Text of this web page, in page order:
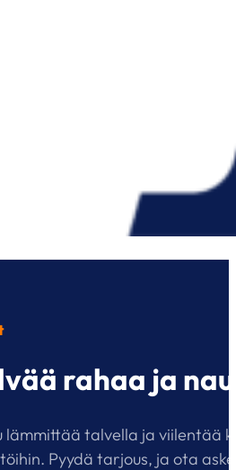
rahaa ja
lämmittää talvella ja viilentää
Pyydä tarjous, ja ota